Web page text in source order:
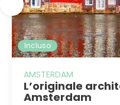
Incluso
AMSTERDAM
L’originale
Amsterdam